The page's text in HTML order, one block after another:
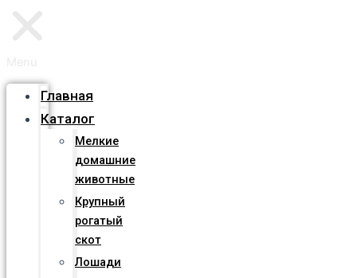
Главная
Каталог
Мелкие
домашние
животные
Крупный
рогатый
скот
Лошади